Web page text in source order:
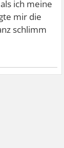
ich meine
mir die
schlimm